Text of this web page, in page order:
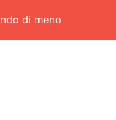
di meno